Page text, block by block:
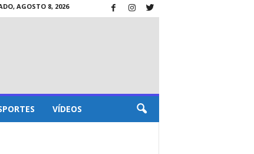
AGOSTO 8, 2026
VÍDEOS